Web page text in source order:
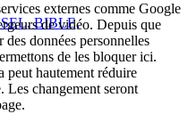
BIBLE,
externes comme Google
de vidéo. Depuis que
données personnelles
de les bloquer ici.
peut hautement réduire
Les changement seront